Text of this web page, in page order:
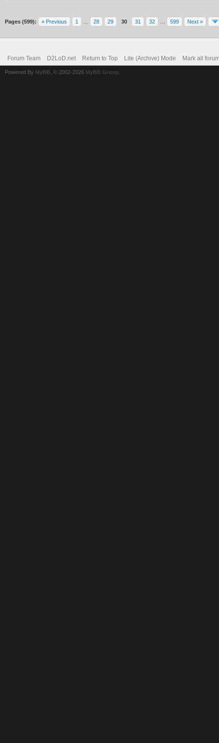
Pages (599): « Previous 1 28 29 30 31 32 599 Next »
Forum Team D2LoD.net Return to Top Lite (Archive) Mode Mark all
Powered By MyBB , © 2002-2026 MyBB Group